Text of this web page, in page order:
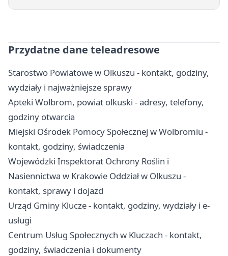
Przydatne dane teleadresowe
Starostwo Powiatowe w Olkuszu - kontakt, godziny,
wydziały i najważniejsze sprawy
Apteki Wolbrom, powiat olkuski - adresy, telefony,
godziny otwarcia
Miejski Ośrodek Pomocy Społecznej w Wolbromiu -
kontakt, godziny, świadczenia
Wojewódzki Inspektorat Ochrony Roślin i
Nasiennictwa w Krakowie Oddział w Olkuszu -
kontakt, sprawy i dojazd
Urząd Gminy Klucze - kontakt, godziny, wydziały i e-
usługi
Centrum Usług Społecznych w Kluczach - kontakt,
godziny, świadczenia i dokumenty